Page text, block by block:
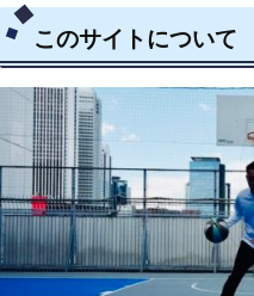
このサイトについて